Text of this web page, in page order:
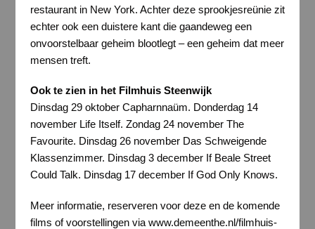
restaurant in New York. Achter deze sprookjesreünie zit
echter ook een duistere kant die gaandeweg een
onvoorstelbaar geheim blootlegt – een geheim dat meer
mensen treft.
Ook te zien in het Filmhuis Steenwijk
Dinsdag 29 oktober Capharnnaüm. Donderdag 14
november Life Itself. Zondag 24 november The
Favourite. Dinsdag 26 november Das Schweigende
Klassenzimmer. Dinsdag 3 december If Beale Street
Could Talk. Dinsdag 17 december If God Only Knows.
Meer informatie, reserveren voor deze en de komende
films of voorstellingen via www.demeenthe.nl/filmhuis-